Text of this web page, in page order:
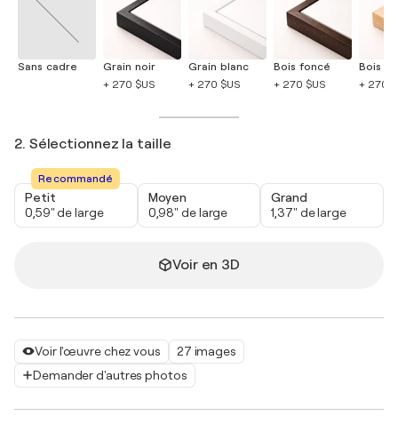
Voir l'œuvre chez vous
27 images
Demander d'autres photos
Sans cadre
Grain noir
+ 270 $US
Grain blanc
+ 270 $US
Bois foncé
+ 270 $US
Bois
+ 270
2. Sélectionnez la taille
Recommandé
Petit
0,59" de large
Moyen
0,98" de large
Grand
1,37" de large
Voir en 3D